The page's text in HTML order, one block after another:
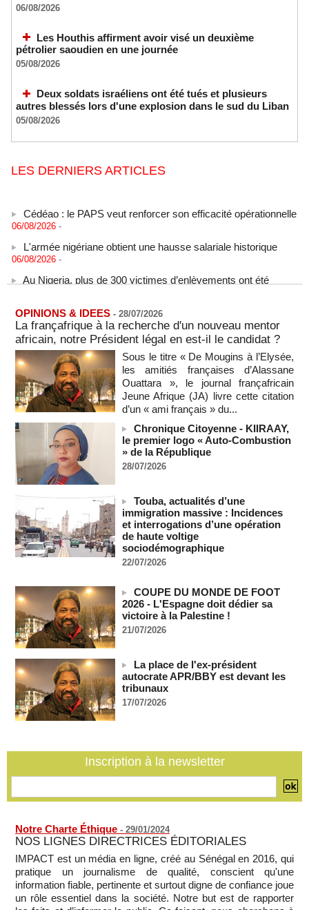
06/08/2026
Les Houthis affirment avoir visé un deuxième
pétrolier saoudien en une journée
05/08/2026
Deux soldats israéliens ont été tués et plusieurs
autres blessés lors d'une explosion dans le sud du Liban
05/08/2026
LES DERNIERS ARTICLES
06/08/2026
06/08/2026 -
libérées
Au Nigeria, plus de 300 victimes d’enlèvements ont été
libérées
06/08/2026 -
Soutenir l’intégrité de l’information à Sao Tomé-et-Principe à
l’approche des élections
06/08/2026 -
Taïwan bloque un pont stratégique lors de la simulation d'une
invasion par la Chine
06/08/2026 -
Les Bourses mondiales suspendues au Moyen-Orient,
records en Europe
06/08/2026 -
Soudan du Sud : Les avocats de Riek Machar sollicitent un
accès à leur client avant la prochaine audience
06/08/2026
France-Algérie: l'affaire Mehdi Laribi relance la coopération
policière contre le narcotrafic
tensions politiques
06/08/2026 -
Bénin: le nouveau Sénat élit son premier président
06/08/2026 -
La Centrafrique et le Cameroun apaisent les tensions après
un incident frontalier
06/08/2026 -
Vu & Lu sur X - Donald Trump dans le piège à milliards de la
BBC
OPINIONS & IDEES - 28/07/2026
La françafrique à la recherche d'un nouveau mentor
africain, notre Président légal en est-il le candidat ?
Sous le titre « De Mougins à l’Elysée,
les amitiés françaises d’Alassane
Ouattara », le journal françafricain
Jeune Afrique (JA) livre cette citation
d’un « ami français » du...
Chronique Citoyenne - KIIRAAY,
le premier logo « Auto-Combustion
» de la République
28/07/2026
Touba, actualités d’une
immigration massive : Incidences
et interrogations d’une opération
de haute voltige
sociodémographique
22/07/2026
COUPE DU MONDE DE FOOT
2026 - L'Espagne doit dédier sa
victoire à la Palestine !
21/07/2026
La place de l'ex-président
autocrate APR/BBY est devant les
tribunaux
17/07/2026
Inscription à la newsletter
Notre Charte Éthique - 29/01/2024
NOS LIGNES DIRECTRICES ÉDITORIALES
IMPACT est un média en ligne, créé au Sénégal en 2016, qui
pratique un journalisme de qualité, conscient qu'une
information fiable, pertinente et surtout digne de confiance joue
un rôle essentiel dans la société. Notre but est de rapporter